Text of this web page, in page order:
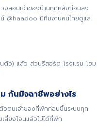
สอบเจ้าของบ้านทุกหลังก่อนลง
@haadoo มีทีมงานคนไทยดูแล
ตัว) แล้ว ส่วนรีสอร์ต โรงแรม โฮม
กันมิจฉาชีพอย่างไร
ตนเจ้าของที่พักก่อนขึ้นระบบทุก
สี่ยงโอนแล้วไม่ได้ที่พัก